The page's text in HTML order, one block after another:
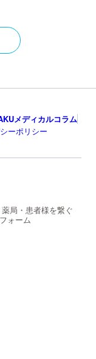
メディカルコラム
ーポリシー
局・患者様を繋ぐ
ォーム